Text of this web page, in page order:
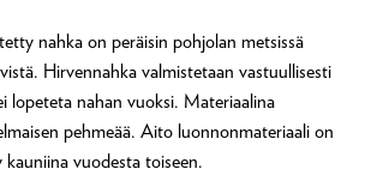
nahka on peräisin pohjolan metsissä
Hirvennahka valmistetaan vastuullisesti
lopeteta nahan vuoksi. Materiaalina
pehmeää. Aito luonnonmateriaali on
kauniina vuodesta toiseen.